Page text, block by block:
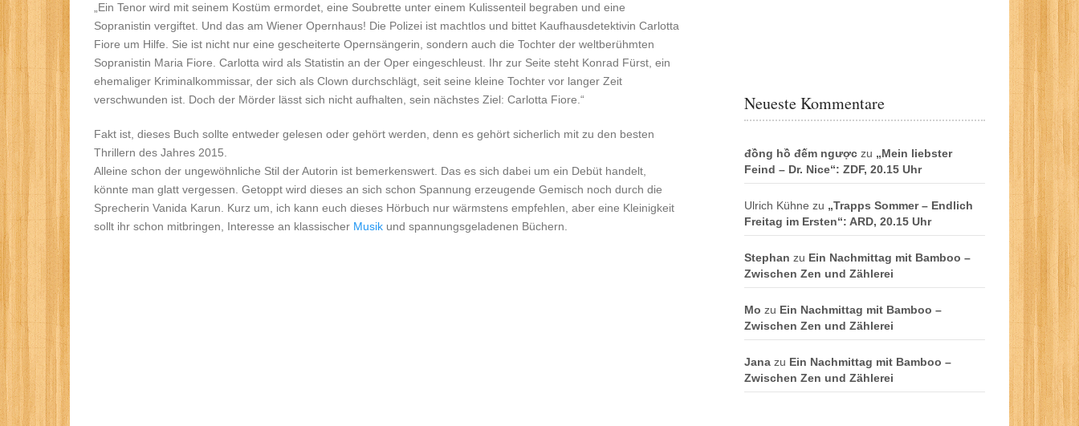
„Ein Tenor wird mit seinem Kostüm ermordet, eine Soubrette unter einem Kulissenteil begraben und eine
Sopranistin vergiftet. Und das am Wiener Opernhaus! Die Polizei ist machtlos und bittet Kaufhausdetektivin Carlotta
Fiore um Hilfe. Sie ist nicht nur eine gescheiterte Opernsängerin, sondern auch die Tochter der weltberühmten
Sopranistin Maria Fiore. Carlotta wird als Statistin an der Oper eingeschleust. Ihr zur Seite steht Konrad Fürst, ein
ehemaliger Kriminalkommissar, der sich als Clown durchschlägt, seit seine kleine Tochter vor langer Zeit
verschwunden ist. Doch der Mörder lässt sich nicht aufhalten, sein nächstes Ziel: Carlotta Fiore.“
Fakt ist, dieses Buch sollte entweder gelesen oder gehört werden, denn es gehört sicherlich mit zu den besten
Thrillern des Jahres 2015.
Alleine schon der ungewöhnliche Stil der Autorin ist bemerkenswert. Das es sich dabei um ein Debüt handelt,
könnte man glatt vergessen. Getoppt wird dieses an sich schon Spannung erzeugende Gemisch noch durch die
Sprecherin Vanida Karun. Kurz um, ich kann euch dieses Hörbuch nur wärmstens empfehlen, aber eine Kleinigkeit
sollt ihr schon mitbringen, Interesse an klassischer Musik und spannungsgeladenen Büchern.
Neueste Kommentare
đồng hồ đếm ngược zu „Mein liebster
Feind – Dr. Nice“: ZDF, 20.15 Uhr
Ulrich Kühne zu „Trapps Sommer – Endlich
Freitag im Ersten“: ARD, 20.15 Uhr
Stephan zu Ein Nachmittag mit Bamboo –
Zwischen Zen und Zählerei
Mo zu Ein Nachmittag mit Bamboo –
Zwischen Zen und Zählerei
Jana zu Ein Nachmittag mit Bamboo –
Zwischen Zen und Zählerei